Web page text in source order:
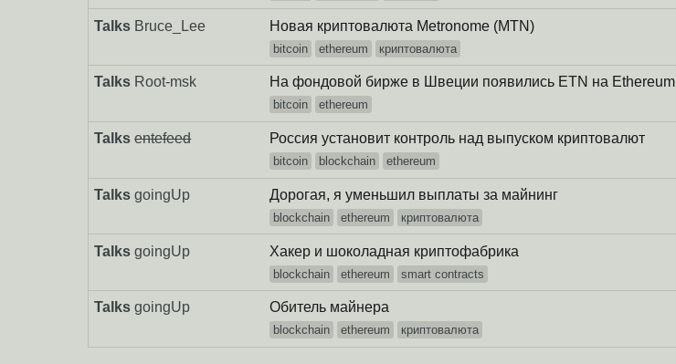
Talks Bruce_Lee Новая криптовалюта Metronome (MTN)
bitcoin ethereum криптовалюта
Talks Root-msk На фондовой бирже в Швеции появились ETN на Ethereum
bitcoin ethereum
Talks entefeed Россия установит контроль над выпуском криптовалют
bitcoin blockchain ethereum
Talks goingUp Дорогая, я уменьшил выплаты за майнинг
blockchain ethereum криптовалюта
Talks goingUp Хакер и шоколадная криптофабрика
blockchain ethereum smart contracts
Talks goingUp Обитель майнера
blockchain ethereum криптовалюта